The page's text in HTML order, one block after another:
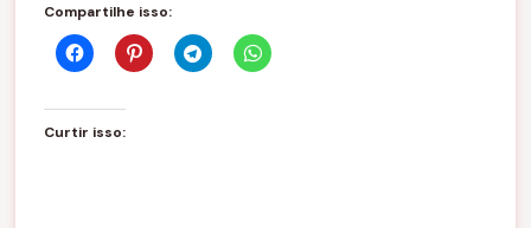
Compartilhe isso:
Curtir isso: